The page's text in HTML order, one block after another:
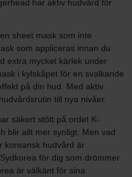
har aktiv hudvård för
sheet mask som inte
som appliceras innan du
extra mycket kärlek under
i kylskåpet för en svalkande
på din hud. Med aktiv
till nya nivåer.
säkert stött på ordet K-
blir allt mer synligt. Men vad
koreansk hudvård är
för dig som drömmer
är välkänt för sina